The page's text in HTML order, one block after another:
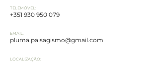
・Simbologia e energia no
Formato:
PDF digital em A5, ideal para
TELEMÓVEL:
+351 930 950 079
EMAIL:
pluma.paisagismo@gmail.com
LOCALIZAÇÃO: